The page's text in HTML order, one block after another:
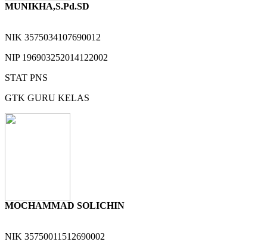
MUNIKHA,S.Pd.SD
NIK 3575034107690012
NIP 196903252014122002
STAT PNS
GTK GURU KELAS
MOCHAMMAD SOLICHIN
NIK 35750011512690002